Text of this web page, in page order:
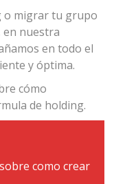
o migrar tu grupo
en nuestra
en todo el
y óptima.
cómo
de holding.
como crear